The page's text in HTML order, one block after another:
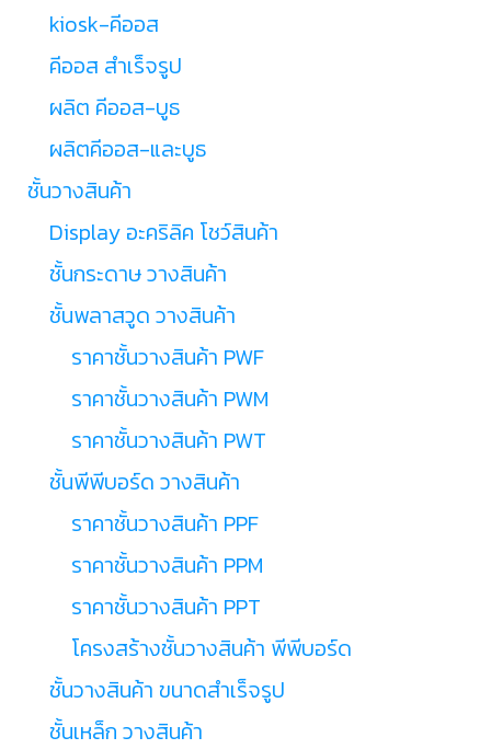
kiosk-คีออส
คีออส สำเร็จรูป
ผลิต คีออส-บูธ
ผลิตคีออส-และบูธ
ชั้นวางสินค้า
Display อะคริลิค โชว์สินค้า
ชั้นกระดาษ วางสินค้า
ชั้นพลาสวูด วางสินค้า
ราคาชั้นวางสินค้า PWF
ราคาชั้นวางสินค้า PWM
ราคาชั้นวางสินค้า PWT
ชั้นพีพีบอร์ด วางสินค้า
ราคาชั้นวางสินค้า PPF
ราคาชั้นวางสินค้า PPM
ราคาชั้นวางสินค้า PPT
โครงสร้างชั้นวางสินค้า พีพีบอร์ด
ชั้นวางสินค้า ขนาดสำเร็จรูป
ชั้นเหล็ก วางสินค้า